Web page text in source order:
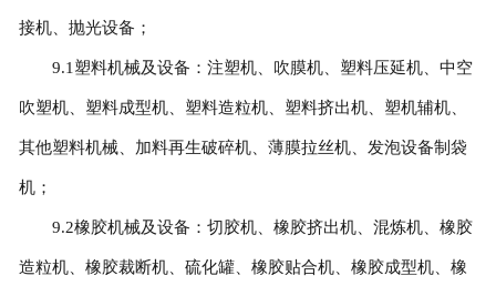
接机、抛光设备；
9.1塑料机械及设备：注塑机、吹膜机、塑料压延机、中空
吹塑机、塑料成型机、塑料造粒机、塑料挤出机、塑机辅机、
其他塑料机械、加料再生破碎机、薄膜拉丝机、发泡设备制袋
机；
9.2橡胶机械及设备：切胶机、橡胶挤出机、混炼机、橡胶
造粒机、橡胶裁断机、硫化罐、橡胶贴合机、橡胶成型机、橡